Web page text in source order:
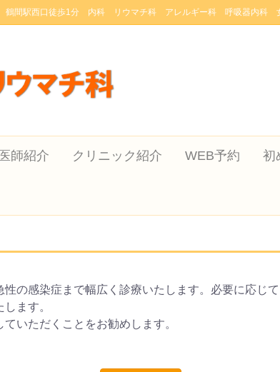
鶴間駅西口徒歩1分 内科 リウマチ科 アレルギー科 呼吸器内科
医師紹介 クリニック紹介 WEB予約 初
の感染症まで幅広く診療いたします。必要に応じ
ます。
いただくことをお勧めします。